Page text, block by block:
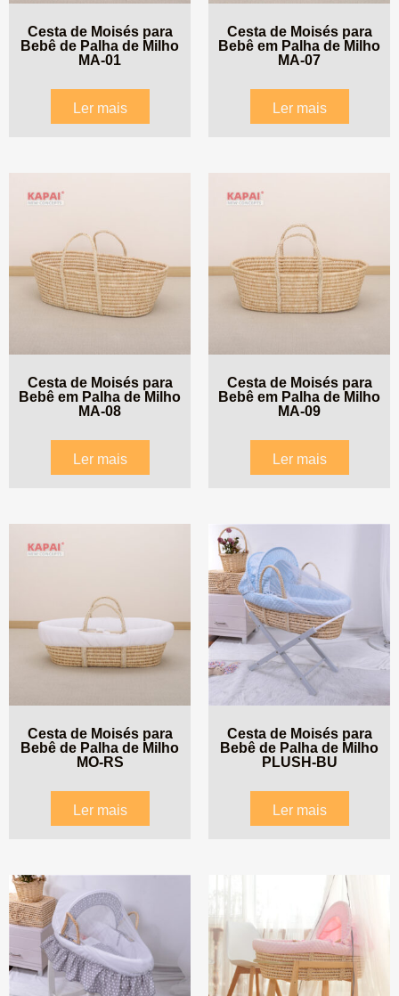
Cesta de Moisés para
Bebê de Palha de Milho
MA-01
Ler mais
Cesta de Moisés para
Bebê em Palha de Milho
MA-07
Ler mais
Cesta de Moisés para
Bebê em Palha de Milho
MA-08
Ler mais
Cesta de Moisés para
Bebê em Palha de Milho
MA-09
Ler mais
Cesta de Moisés para
Bebê de Palha de Milho
MO-RS
Ler mais
Cesta de Moisés para
Bebê de Palha de Milho
PLUSH-BU
Ler mais